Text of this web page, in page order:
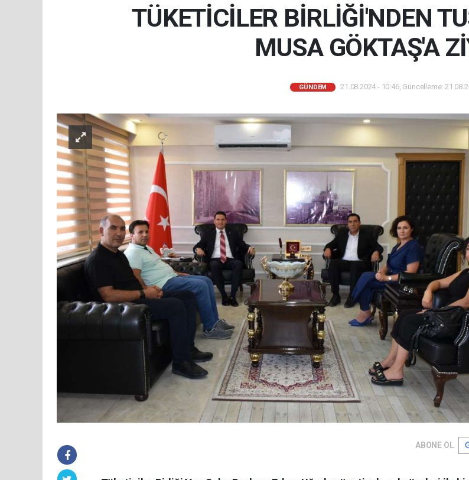
TÜKETİCİLER BİRLİĞİ'NDEN
MUSA GÖKTAŞ'A
GÜNDEM 21.08.2024 - 10:46, Güncelleme:
ABONE OL